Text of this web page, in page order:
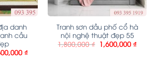
danh
cầu
₫
Tranh sơn dầu phố cổ hà
nội nghệ thuật đẹp 55
1,800,000₫ 1,600,000 ₫